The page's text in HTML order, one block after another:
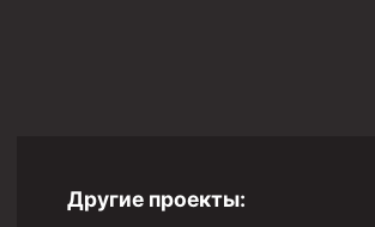
Фонтанная и запорная арматура
Другие проекты: